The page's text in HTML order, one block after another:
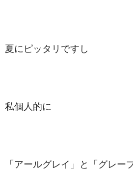
夏にピッタリですし
私個人的に
「アールグレイ」と「グレー